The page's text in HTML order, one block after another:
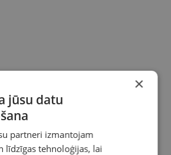
×
jūsu datu
partneri izmantojam
līdzīgas tehnoloģijas, lai